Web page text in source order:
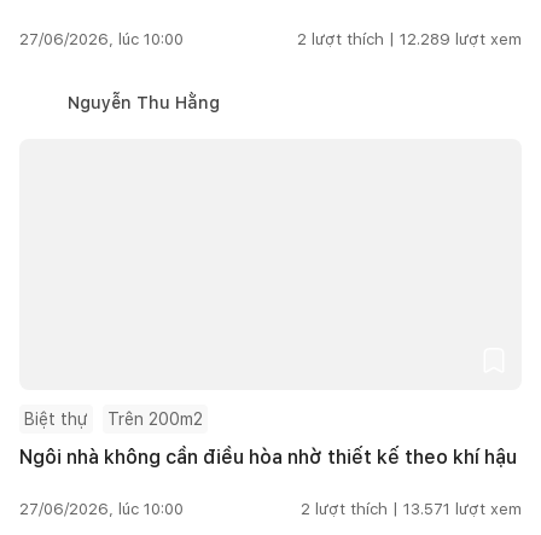
27/06/2026, lúc 10:00 2 lượt thích | 12.289 lượt xem
Nguyễn Thu Hằng
Biệt thự Trên 200m2
Ngôi nhà không cần điều hòa nhờ thiết kế theo khí hậu
27/06/2026, lúc 10:00 2 lượt thích | 13.571 lượt xem